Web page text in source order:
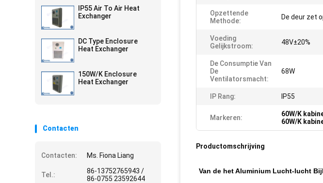
IP55 Air To Air Heat
Exchanger
DC Type Enclosure
Heat Exchanger
150W/K Enclosure
Heat Exchanger
Contacten
Contacten: Ms. Fiona Liang
Tel.:
86-13752765943 /
86-0755 23592644
Opzettende
Methode:
De deur zet
Voeding
Gelijkstroom:
48V±20%
De Consumptie Van
De
Ventilatorsmacht:
68W
IP Rang: IP55
Markeren: 60W/K
60W/K
Productomschrijving
Van de het Aluminium Lucht-lucht